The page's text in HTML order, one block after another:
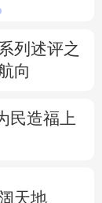
西藏
列述评之
向
民造福上
天地